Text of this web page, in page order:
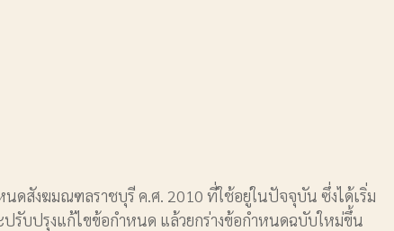
สังฆมณฑลราชบุรี ค.ศ. 2010 ที่ใช้อยู่ในปัจจุบัน ซึ่งได้เริ่ม
บปรุงแก้ไขข้อกําหนด แล้วยกร่างข้อกําหนดฉบับใหม่ขึ้น